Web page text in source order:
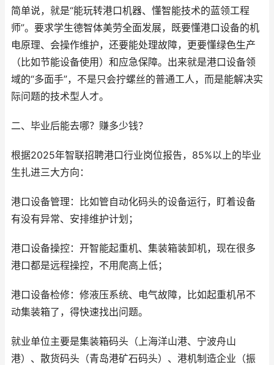
简单说，就是“能玩转港口机器、懂智能技术的蓝领工程
师”。要求学生德智体美劳全面发展，既要懂港口设备的机
电原理、会操作维护，还要能处理故障，更要懂绿色生产
（比如节能设备使用）和应急保障。出来就是港口设备领
域的“多面手”，不是只会拧螺丝的普通工人，而是能解决实
际问题的技术型人才。
二、毕业后能去哪？赚多少钱？
根据2025年智联招聘港口行业岗位报告，85%以上的毕业
生扎进三大方向：
港口设备管理：比如管自动化码头的设备运行，盯着设备
有没有异常、安排维护计划；
港口设备操控：开智能起重机、集装箱装卸机，现在很多
港口都是远程操控，不用爬高上低；
港口设备检修：修液压系统、电气故障，比如起重机吊不
动集装箱了，得快速找出问题。
就业单位主要是集装箱码头（上海洋山港、宁波舟山
港）、散货码头（青岛港矿石码头）、港机制造企业（振